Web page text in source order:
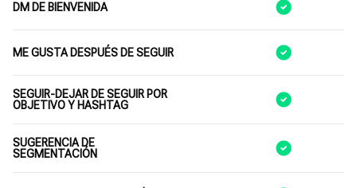
DM DE BIENVENIDA
ME GUSTA DESPUÉS DE SEGUIR
SEGUIR-DEJAR DE SEGUIR POR
OBJETIVO Y HASHTAG
SUGERENCIA DE
SEGMENTACIÓN